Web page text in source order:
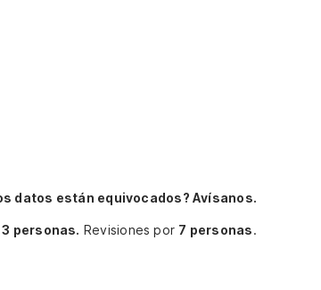
datos están equivocados? Avísanos.
3 personas. Revisiones por 7 personas.